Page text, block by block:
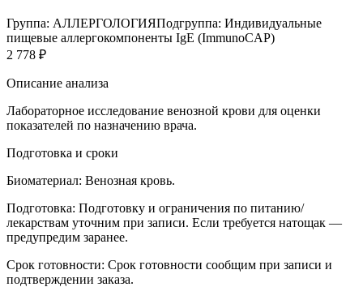
Группа: АЛЛЕРГОЛОГИЯПодгруппа: Индивидуальные
пищевые аллергокомпоненты IgE (ImmunoCAP)
2 778 ₽
Описание анализа
Лабораторное исследование венозной крови для оценки
показателей по назначению врача.
Подготовка и сроки
Биоматериал: Венозная кровь.
Подготовка: Подготовку и ограничения по питанию/
лекарствам уточним при записи. Если требуется натощак —
предупредим заранее.
Срок готовности: Срок готовности сообщим при записи и
подтверждении заказа.